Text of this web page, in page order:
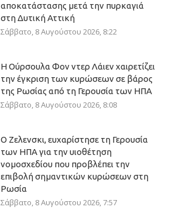
αποκατάστασης μετά την πυρκαγιά
στη Δυτική Αττική
Σάββατο, 8 Αυγούστου 2026, 8:22
Η Ούρσουλα Φον ντερ Λάιεν χαιρετίζει
την έγκριση των κυρώσεων σε βάρος
της Ρωσίας από τη Γερουσία των ΗΠΑ
Σάββατο, 8 Αυγούστου 2026, 8:08
Ο Ζελενσκι, ευχαρίστησε τη Γερουσία
των ΗΠΑ για την υιοθέτηση
νομοσχεδίου που προβλέπει την
επιβολή σημαντικών κυρώσεων στη
Ρωσία
Σάββατο, 8 Αυγούστου 2026, 7:57